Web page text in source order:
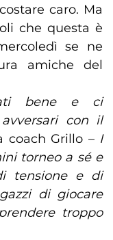
caro. Ma
che questa è
se ne
amiche del
bene e ci
con il
coach Grillo – I
torneo a sé e
tensione e di
di giocare
troppo